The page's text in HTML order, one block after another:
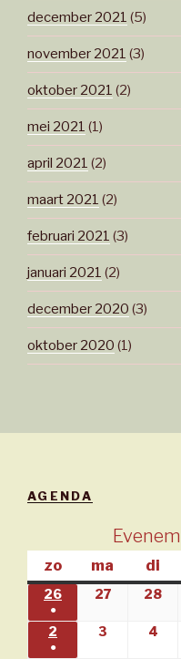
december 2021 (5)
november 2021 (3)
oktober 2021 (2)
mei 2021 (1)
april 2021 (2)
maart 2021 (2)
februari 2021 (3)
januari 2021 (2)
december 2020 (3)
oktober 2020 (1)
AGENDA
zozondag
ma maandag
di
26 26/07/2026
●
(1
evenement)
27 27/07/
28
2 02/08/2026
●
3 03/08/4